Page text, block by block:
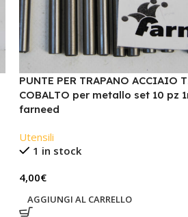
PUNTE PER TRAPANO ACCIAIO
COBALTO per metallo set 10 pz
farneed
Utensili
1 in stock
4,00€
AGGIUNGI AL CARRELLO